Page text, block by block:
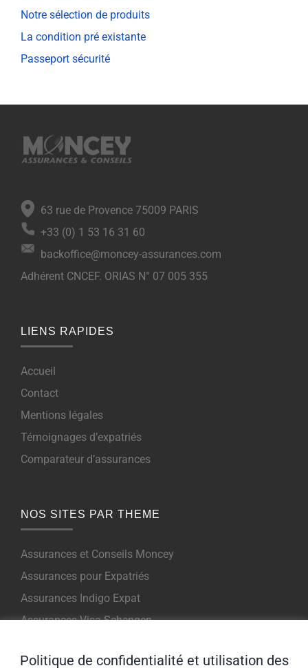
Notre sélection de produits
La condition pré existante
Passeport sécurité
63 rue de Provence 75009 PARIS
+33 (0) 1 53 16 31 60
backoffice@moncey-assurances.com
Adhérent CNCEF. ORIAS N° 07 005 355
LIENS RAPIDES
Accueil
Contact
Mentions légales
Témoignages d’expatriés
Comparateur d’assurances
NOS SITES PAR THEME
Assurances et Conseils Moncey
Assurances pour Expatriés
Assurances Indigo Expat
Assurances Visa Schengen
Politique de confidentialité et utilisation des